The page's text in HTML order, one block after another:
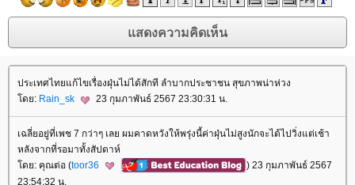
ประเทศไทยแก้ไขเรื่องฝุ่นไม่ได้สักที ลำบากประชาชน สุขภาพน่าห่วง
ดย: Rain_sk 23 กุมภาพันธ์ 2567 23:30:31 น.
เฉลี่ยอยู่ที่เพช 7 กว่าๆ เลย ผมคาดหวังให้พรุ่งนี้ค่าฝุ่นไม่สูงนักจะได้ไปวิ่งแต่เช้า
หลังจากที่รอมาทั้งสัปดาห์
ดย: คุณต่อ (toor36
) 23 กุมภาพันธ์ 2567
23:54:32 น.